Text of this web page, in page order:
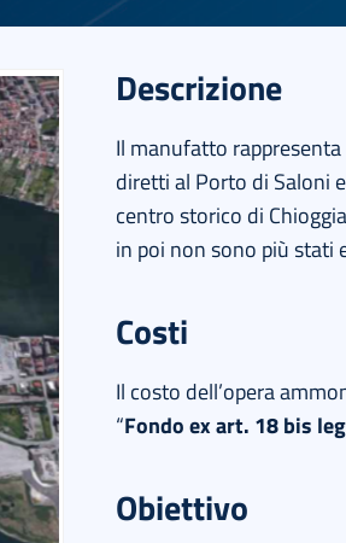
Descrizione
Il manufatto rappresenta
diretti al Porto di Saloni
centro storico di
in poi non sono più
Costi
Il costo dell’opera
“Fondo ex art. 18 bis
Obiettivo